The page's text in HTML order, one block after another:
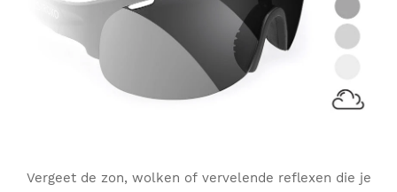
Vergeet de zon, wolken of vervelende reflexen die je